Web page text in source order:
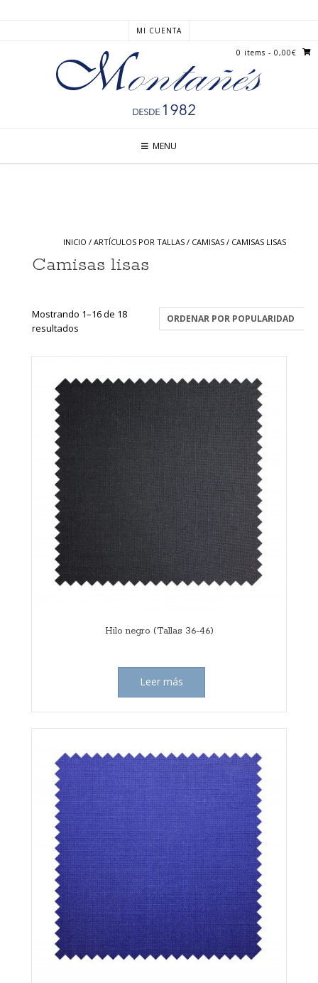
MI CUENTA
MENU
0 items - 0,00€
INICIO / ARTÍCULOS POR TALLAS / CAMISAS / CAMISAS LISAS
Camisas lisas
Mostrando 1–16 de 18
resultados
Hilo negro (Tallas 36-46)
Leer más